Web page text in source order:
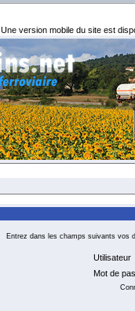
Une version mobile du site est
Entrez dans les champs suivants vos
Utilisateur
Mot de